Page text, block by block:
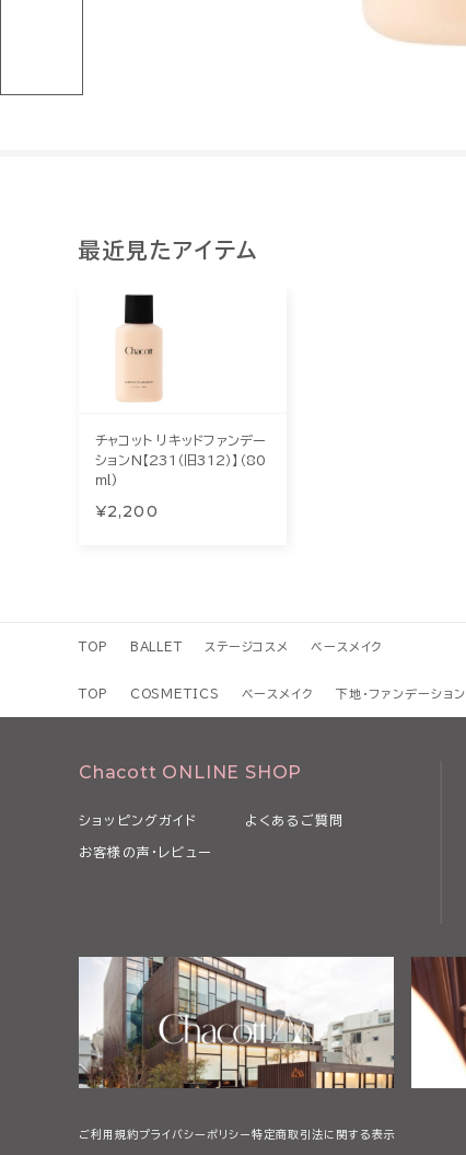
最近見たアイテム
チャコット リキッドファンデー
ションN【231（旧312）】（80
ｍl)
¥2,200
TOP BALLET ステージコスメ ベースメイク
TOP COSMETICS ベースメイク 下地・ファンデーション
Chacott ONLINE SHOP
ショッピングガイド よくあるご質問
お客様の声・レビュー
ご利用規約プライバシーポリシー 特定商取引法に関する表示